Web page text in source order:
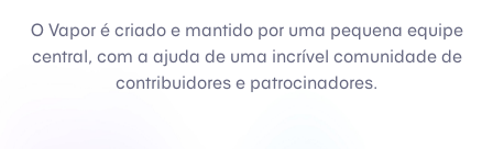
O Vapor é criado e mantido por uma pequena equipe
central, com a ajuda de uma incrível comunidade de
contribuidores e patrocinadores.